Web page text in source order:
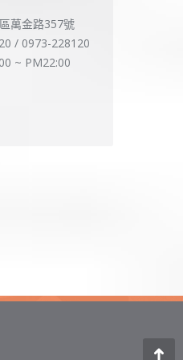
萬金路357號
/ 0973-228120
~ PM22:00